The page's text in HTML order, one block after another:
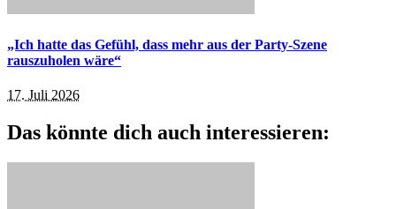
„Ich hatte das Gefühl, dass mehr aus der Party-Szene
rauszuholen wäre“
17. Juli 2026
Das könnte dich auch interessieren: